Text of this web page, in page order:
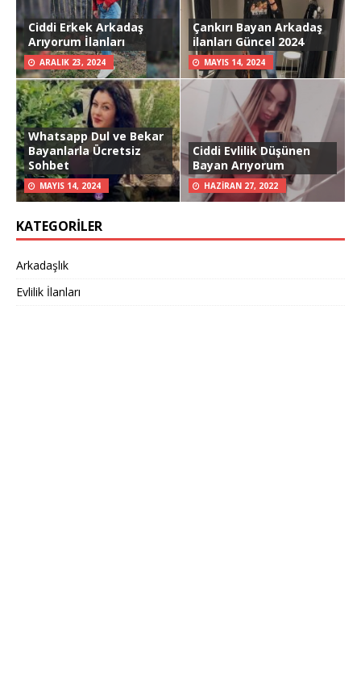
Ciddi Erkek Arkadaş
Arıyorum İlanları
ARALIK 23, 2024
Çankırı Bayan Arkadaş
ilanları Güncel 2024
MAYIS 14, 2024
Whatsapp Dul ve Bekar
Bayanlarla Ücretsiz
Sohbet
MAYIS 14, 2024
Ciddi Evlilik Düşünen
Bayan Arıyorum
HAZIRAN 27, 2022
KATEGORILER
Arkadaşlık
Evlilik İlanları